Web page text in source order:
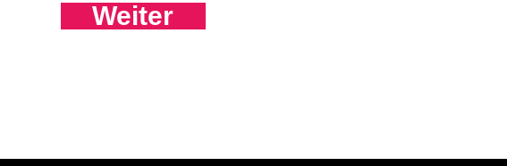
Weiter